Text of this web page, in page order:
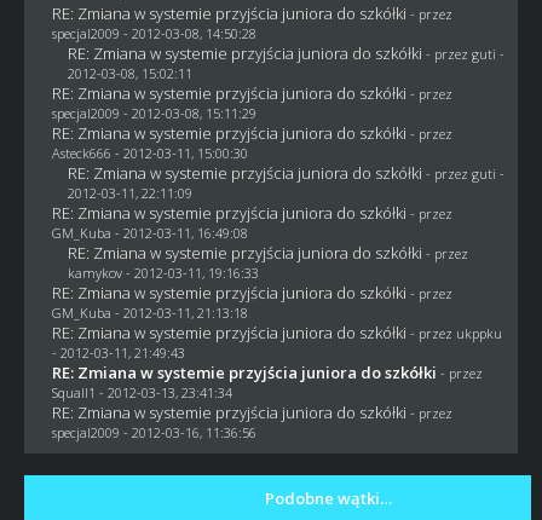
RE: Zmiana w systemie przyjścia juniora do szkółki - przez
specjal2009 - 2012-03-08, 14:50:28
RE: Zmiana w systemie przyjścia juniora do szkółki - przez guti -
2012-03-08, 15:02:11
RE: Zmiana w systemie przyjścia juniora do szkółki - przez
specjal2009 - 2012-03-08, 15:11:29
RE: Zmiana w systemie przyjścia juniora do szkółki - przez
Asteck666 - 2012-03-11, 15:00:30
RE: Zmiana w systemie przyjścia juniora do szkółki - przez guti -
2012-03-11, 22:11:09
RE: Zmiana w systemie przyjścia juniora do szkółki - przez
GM_Kuba - 2012-03-11, 16:49:08
RE: Zmiana w systemie przyjścia juniora do szkółki - przez
kamykov- 2012-03-11, 19:16:33
RE: Zmiana w systemie przyjścia juniora do szkółki - przez
GM_Kuba - 2012-03-11, 21:13:18
RE: Zmiana w systemie przyjścia juniora do szkółki - przez ukppku
- 2012-03-11, 21:49:43
RE: Zmiana w systemie przyjścia juniora do szkółki - przez
Squall1 - 2012-03-13, 23:41:34
RE: Zmiana w systemie przyjścia juniora do szkółki - przez
specjal2009 - 2012-03-16, 11:36:56
Podobne wątki…